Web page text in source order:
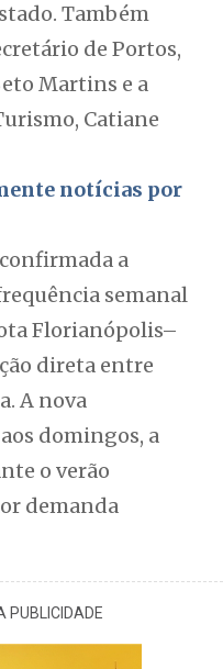
Também
de Portos,
Martins e a
Catiane
notícias por
a
semanal
Florianópolis–
direta entre
A nova
domingos, a
o verão
demanda
PUBLICIDADE